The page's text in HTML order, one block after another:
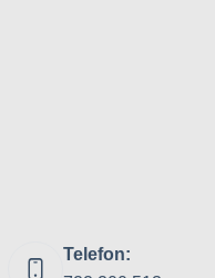
Telefon: